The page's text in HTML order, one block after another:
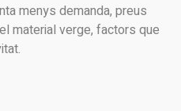
menys demanda, preus
material verge, factors que